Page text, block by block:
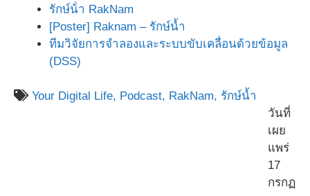
รักษ์น้ํา RakNam
[Poster] Raknam – รักษ์น้ำ
ทีมวิจัยการจำลองและระบบขับเคลื่อนด้วยข้อมูล
(DSS)
Your Digital Life, Podcast, RakNam, รักษ์น้ำ
วันที่
เผย
แพร่
17
กรกฏ